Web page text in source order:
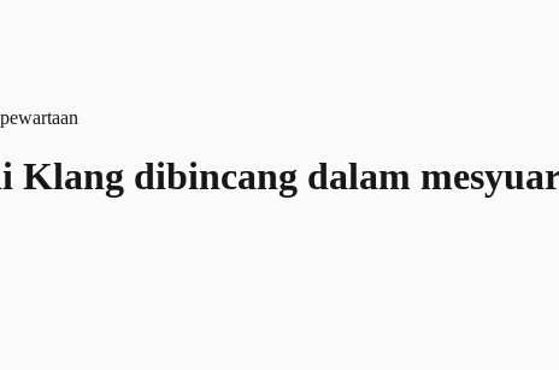
Klang dibincang dalam